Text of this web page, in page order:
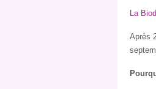
La
Après